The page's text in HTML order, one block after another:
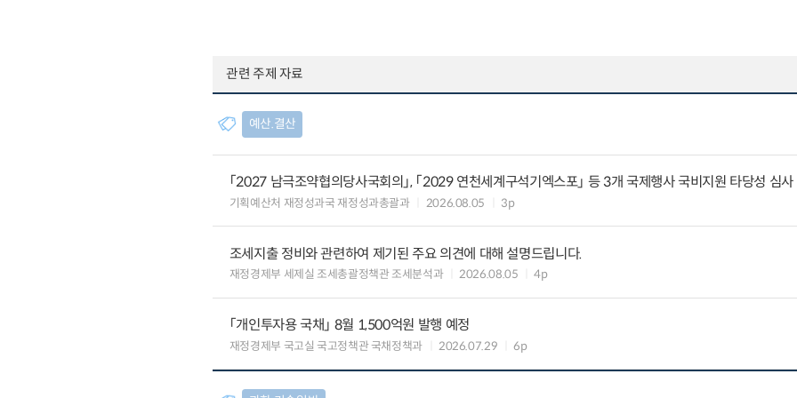
관련 주제 자료
예산.결산
「2027 남극조약협의당사국회의」, 「2029 연천세계구석기엑스포」 등 3개 국제행사 국비지원 타당성 심
기획예산처 재정성과국 재정성과총괄과 2026.08.05 3p
조세지출 정비와 관련하여 제기된 주요 의견에 대해 설명드립니다.
재정경제부 세제실 조세총괄정책관 조세분석과 2026.08.05 4p
「개인투자용 국채」 8월 1,500억원 발행 예정
재정경제부 국고실 국고정책관 국채정책과 2026.07.29 6p